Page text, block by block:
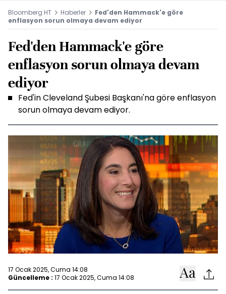
Bloomberg HT Haberler
Fed'den Hammack'e göre
enflasyon sorun olmaya devam ediyor
Fed'den Hammack'e göre
enflasyon sorun olmaya devam
ediyor
Fed'in Cleveland Şubesi Başkanı'na göre enflasyon
sorun olmaya devam ediyor.
17 Ocak 2025, Cuma 14:08
Güncelleme : 17 Ocak 2025, Cuma 14:08